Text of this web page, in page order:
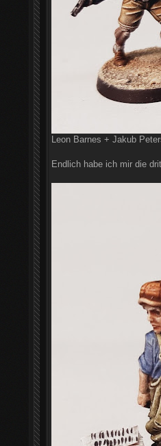
Leon Barnes + Jakub
Endlich habe ich mir die